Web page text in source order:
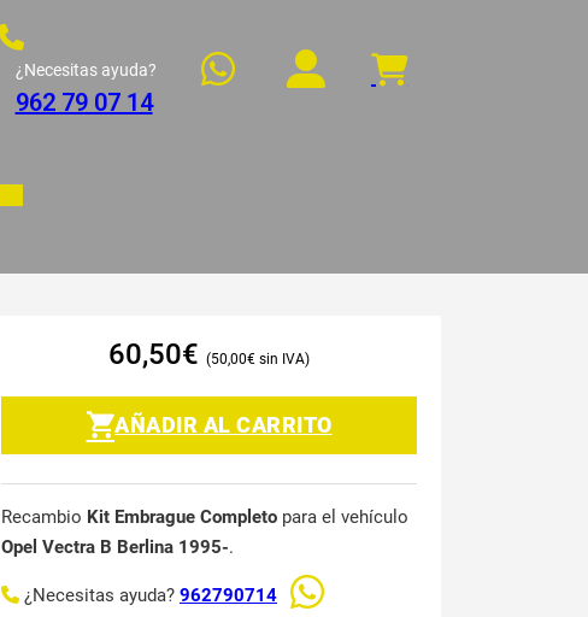
¿Necesitas ayuda?
962 79 07 14
60,50€ 50,00€
AÑADIR AL CARRITO
Recambio Kit Embrague Completo para el vehículo
Opel Vectra B Berlina 1995-.
¿Necesitas ayuda? 962790714